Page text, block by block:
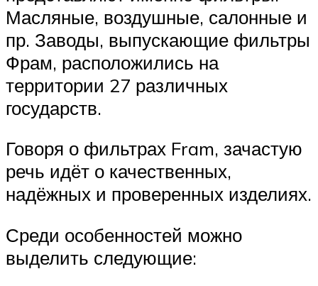
Масляные, воздушные, салонные и
пр. Заводы, выпускающие фильтры
Фрам, расположились на
территории 27 различных
государств.
Говоря о фильтрах Fram, зачастую
речь идёт о качественных,
надёжных и проверенных изделиях.
Среди особенностей можно
выделить следующие: